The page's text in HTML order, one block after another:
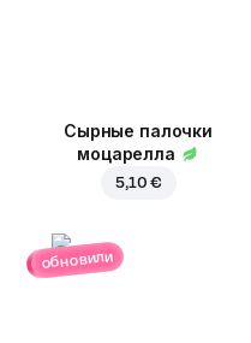
Сырные палочки
моцарелла
5,10 €
обновили